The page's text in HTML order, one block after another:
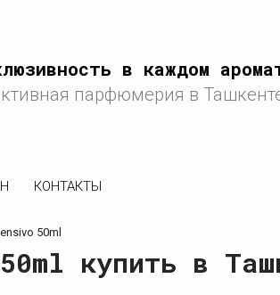
в каждом
парфюмерия в
КОНТАКТЫ
50ml
купить в